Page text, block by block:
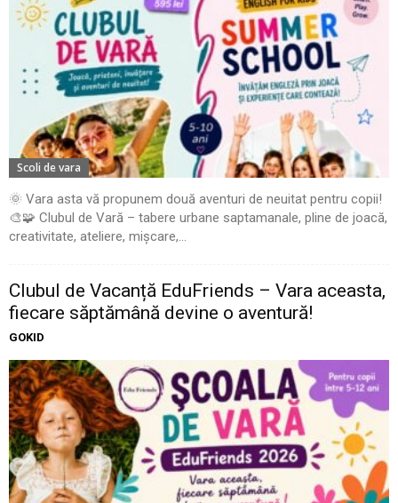
Scoli de vara
🌞 Vara asta vă propunem două aventuri de neuitat pentru copii!
🎨🧩 Clubul de Vară – tabere urbane saptamanale, pline de joacă,
creativitate, ateliere, mișcare,...
Clubul de Vacanță EduFriends – Vara aceasta,
fiecare săptămână devine o aventură!
GOKID